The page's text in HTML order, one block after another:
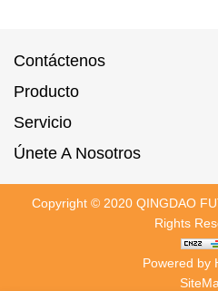
Contáctenos
Producto
Servicio
Únete A Nosotros
Copyright © 2020 QINGDAO
Rights
Powered by